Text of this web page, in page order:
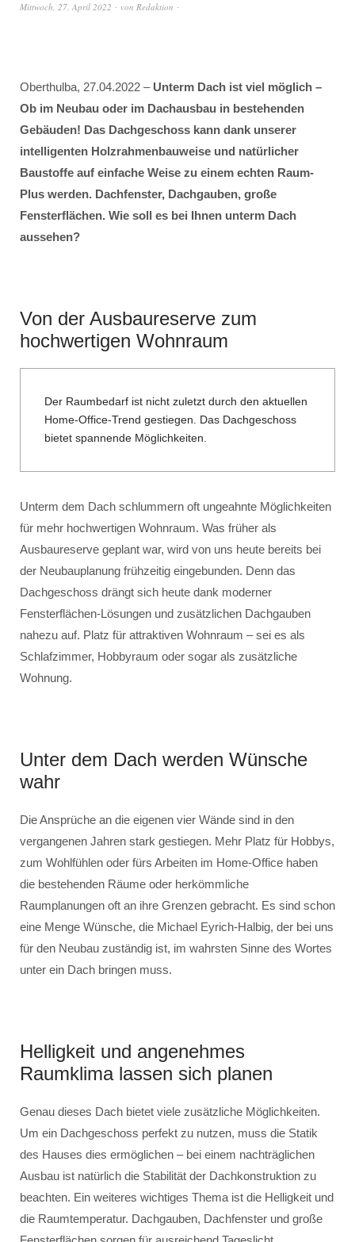
Mittwoch, 27. April 2022 von Redaktion
Oberthulba, 27.04.2022 – Unterm Dach ist viel möglich –
Ob im Neubau oder im Dachausbau in bestehenden
Gebäuden! Das Dachgeschoss kann dank unserer
intelligenten Holzrahmenbauweise und natürlicher
Baustoffe auf einfache Weise zu einem echten Raum-
Plus werden. Dachfenster, Dachgauben, große
Fensterflächen. Wie soll es bei Ihnen unterm Dach
aussehen?
Von der Ausbaureserve zum
hochwertigen Wohnraum
Der Raumbedarf ist nicht zuletzt durch den aktuellen
Home-Office-Trend gestiegen. Das Dachgeschoss
bietet spannende Möglichkeiten.
Unterm dem Dach schlummern oft ungeahnte Möglichkeiten
für mehr hochwertigen Wohnraum. Was früher als
Ausbaureserve geplant war, wird von uns heute bereits bei
der Neubauplanung frühzeitig eingebunden. Denn das
Dachgeschoss drängt sich heute dank moderner
Fensterflächen-Lösungen und zusätzlichen Dachgauben
nahezu auf. Platz für attraktiven Wohnraum – sei es als
Schlafzimmer, Hobbyraum oder sogar als zusätzliche
Wohnung.
Unter dem Dach werden Wünsche
wahr
Die Ansprüche an die eigenen vier Wände sind in den
vergangenen Jahren stark gestiegen. Mehr Platz für Hobbys,
zum Wohlfühlen oder fürs Arbeiten im Home-Office haben
die bestehenden Räume oder herkömmliche
Raumplanungen oft an ihre Grenzen gebracht. Es sind schon
eine Menge Wünsche, die Michael Eyrich-Halbig, der bei uns
für den Neubau zuständig ist, im wahrsten Sinne des Wortes
unter ein Dach bringen muss.
Helligkeit und angenehmes
Raumklima lassen sich planen
Genau dieses Dach bietet viele zusätzliche Möglichkeiten.
Um ein Dachgeschoss perfekt zu nutzen, muss die Statik
des Hauses dies ermöglichen – bei einem nachträglichen
Ausbau ist natürlich die Stabilität der Dachkonstruktion zu
beachten. Ein weiteres wichtiges Thema ist die Helligkeit und
die Raumtemperatur. Dachgauben, Dachfenster und große